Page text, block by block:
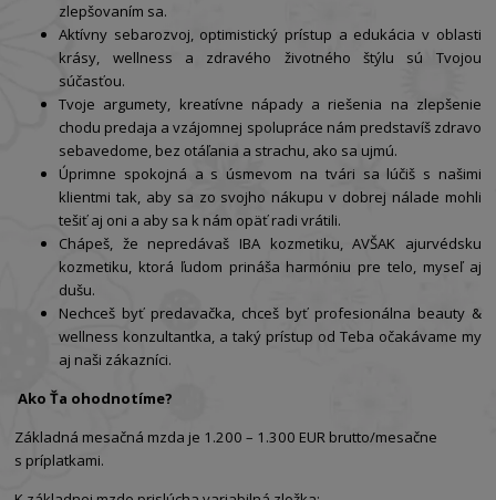
zlepšovaním sa.
Aktívny sebarozvoj, optimistický prístup a edukácia v oblasti
krásy, wellness a zdravého životného štýlu sú Tvojou
súčasťou.
Tvoje argumety, kreatívne nápady a riešenia na zlepšenie
chodu predaja a vzájomnej spolupráce nám predstavíš zdravo
sebavedome, bez otáľania a strachu, ako sa ujmú.
Úprimne spokojná a s úsmevom na tvári sa lúčiš s našimi
klientmi tak, aby sa zo svojho nákupu v dobrej nálade mohli
tešiť aj oni a aby sa k nám opäť radi vrátili.
Chápeš, že nepredávaš IBA kozmetiku, AVŠAK ajurvédsku
kozmetiku, ktorá ľudom prináša harmóniu pre telo, myseľ aj
dušu.
Nechceš byť predavačka, chceš byť profesionálna beauty &
wellness konzultantka, a taký prístup od Teba očakávame my
aj naši zákazníci.
Ako Ťa ohodnotíme?
Základná mesačná mzda je 1.200 – 1.300 EUR brutto/mesačne
s príplatkami.